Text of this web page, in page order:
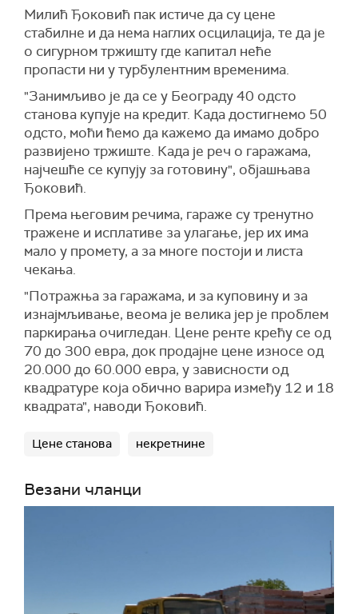
Милић Ђоковић пак истиче да су цене
стабилне и да нема наглих осцилација, те да је
о сигурном тржишту где капитал неће
пропасти ни у турбулентним временима.
"Занимљиво је да се у Београду 40 одсто
станова купује на кредит. Када достигнемо 50
одсто, моћи ћемо да кажемо да имамо добро
развијено тржиште. Када је реч о гаражама,
најчешће се купују за готовину", објашњава
Ђоковић.
Према његовим речима, гараже су тренутно
тражене и исплативе за улагање, јер их има
мало у промету, а за многе постоји и листа
чекања.
"Потражња за гаражама, и за куповину и за
изнајмљивање, веома је велика јер је проблем
паркирања очигледан. Цене ренте крећу се од
70 до 300 евра, док продајне цене износе од
20.000 до 60.000 евра, у зависности од
квадратуре која обично варира између 12 и 18
квадрата", наводи Ђоковић.
Цене станова некретнине
Везани чланци